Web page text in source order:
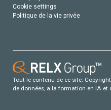
Cookie settings
Politique de la vie privée
Tout le contenu de ce site:
de données, a la formation en IA